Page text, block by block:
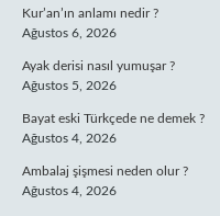
Kur’an’ın anlamı nedir ?
Ağustos 6, 2026
Ayak derisi nasıl yumuşar ?
Ağustos 5, 2026
Bayat eski Türkçede ne demek ?
Ağustos 4, 2026
Ambalaj şişmesi neden olur ?
Ağustos 4, 2026